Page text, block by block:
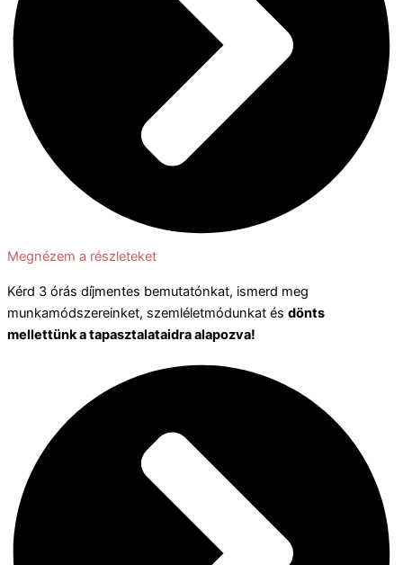
Megnézem a részleteket
Kérd 3 órás díjmentes bemutatónkat, ismerd meg
munkamódszereinket, szemléletmódunkat és dönts
mellettünk a tapasztalataidra alapozva!